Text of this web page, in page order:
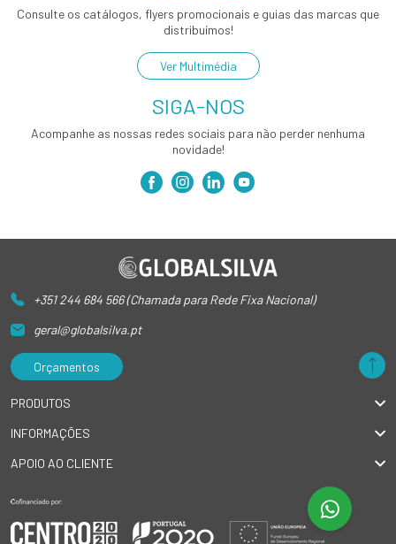
Consulte os catálogos, flyers promocionais e guias das marcas que
distribuímos!
Ver Multimédia
SIGA-NOS
Acompanhe as nossas redes sociais para não perder nenhuma
novidade!
+351 244 684 566 (Chamada para Rede Fixa Nacional)
geral@globalsilva.pt
Orçamentos
PRODUTOS
INFORMAÇÕES
APOIO AO CLIENTE